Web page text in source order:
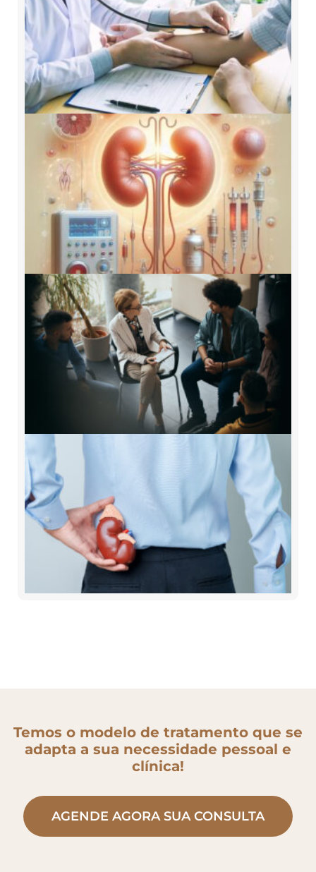
Temos o modelo de tratamento que se
adapta a sua necessidade pessoal e
clínica!
AGENDE AGORA SUA CONSULTA